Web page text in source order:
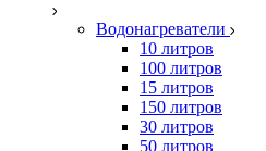
Водонагреватели
10 литров
100 литров
15 литров
150 литров
30 литров
50 литров